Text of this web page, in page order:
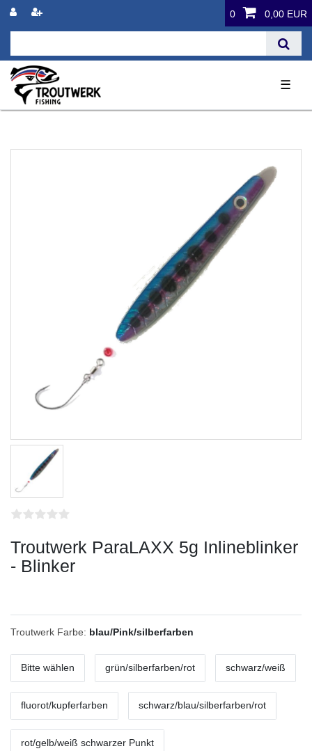
0 0,00 EUR
☰
Troutwerk ParaLAXX 5g Inlineblinker
- Blinker
Troutwerk Farbe: blau/Pink/silberfarben
Bitte wählen grün/silberfarben/rot schwarz/weiß
fluorot/kupferfarben schwarz/blau/silberfarben/rot
rot/gelb/weiß schwarzer Punkt